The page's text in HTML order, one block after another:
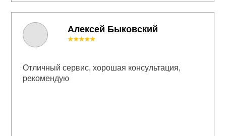
Алексей Быковский
★★★★★
Отличный сервис, хорошая консультация,
рекомендую